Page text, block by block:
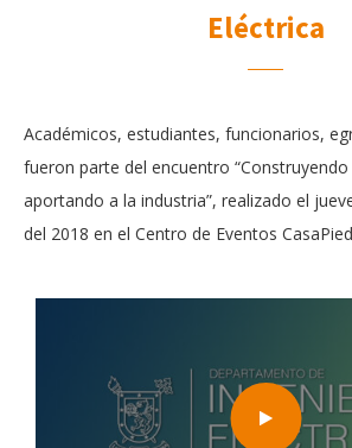
Eléctrica
Académicos, estudiantes, funcionarios,
fueron parte del encuentro
aportando a la industria”, realizado el
del 2018 en el Centro de Eventos